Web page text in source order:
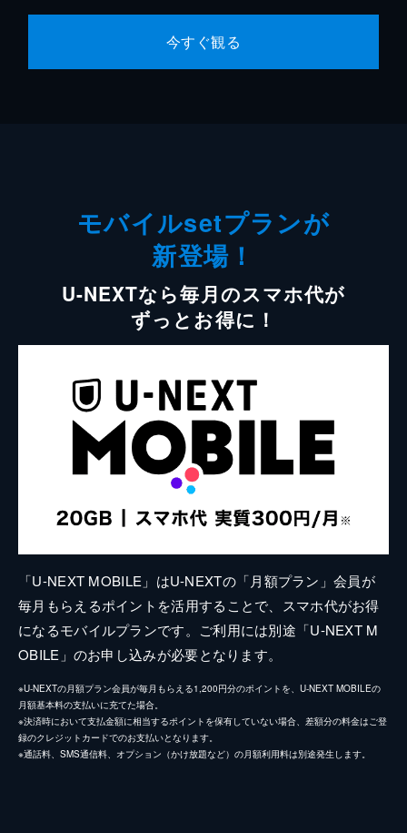
今すぐ観る
モバイルsetプランが
新登場！
U-NEXTなら毎月のスマホ代が
ずっとお得に！
「U-NEXT MOBILE」はU-NEXTの「月額プラン」会員が
毎月もらえるポイントを活用することで、スマホ代がお得
になるモバイルプランです。ご利用には別途「U-NEXT M
OBILE」のお申し込みが必要となります。
※U-NEXTの月額プラン会員が毎月もらえる1,200円分のポイントを、U-NEXT MOBILEの
月額基本料の支払いに充てた場合。
※決済時において支払金額に相当するポイントを保有していない場合、差額分の料金はご登
録のクレジットカードでのお支払いとなります。
※通話料、SMS通信料、オプション（かけ放題など）の月額利用料は別途発生します。